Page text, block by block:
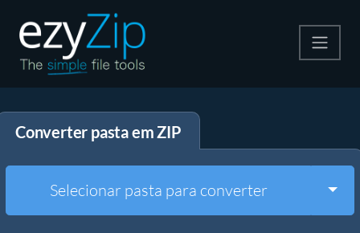
Descompactar
Outras Ferramentas
Converter pasta em ZIP
Selecionar pasta para converter